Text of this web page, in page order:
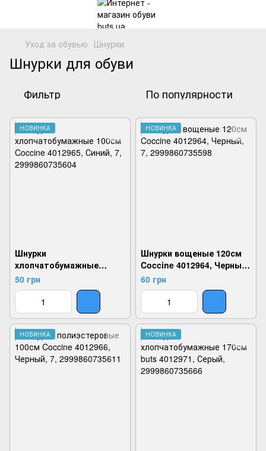
Уход за обувью Шнурки
Шнурки для обуви
Фильтр По популярности
НОВИНКА
Шнурки
хлопчатобумажные
100см Coccine 4012965,
Синий, 7, 2999860735604
50 грн
НОВИНКА
Шнурки вощеные 120см
Coccine 4012964, Черный,
7, 2999860735598
60 грн
НОВИНКА НОВИНКА